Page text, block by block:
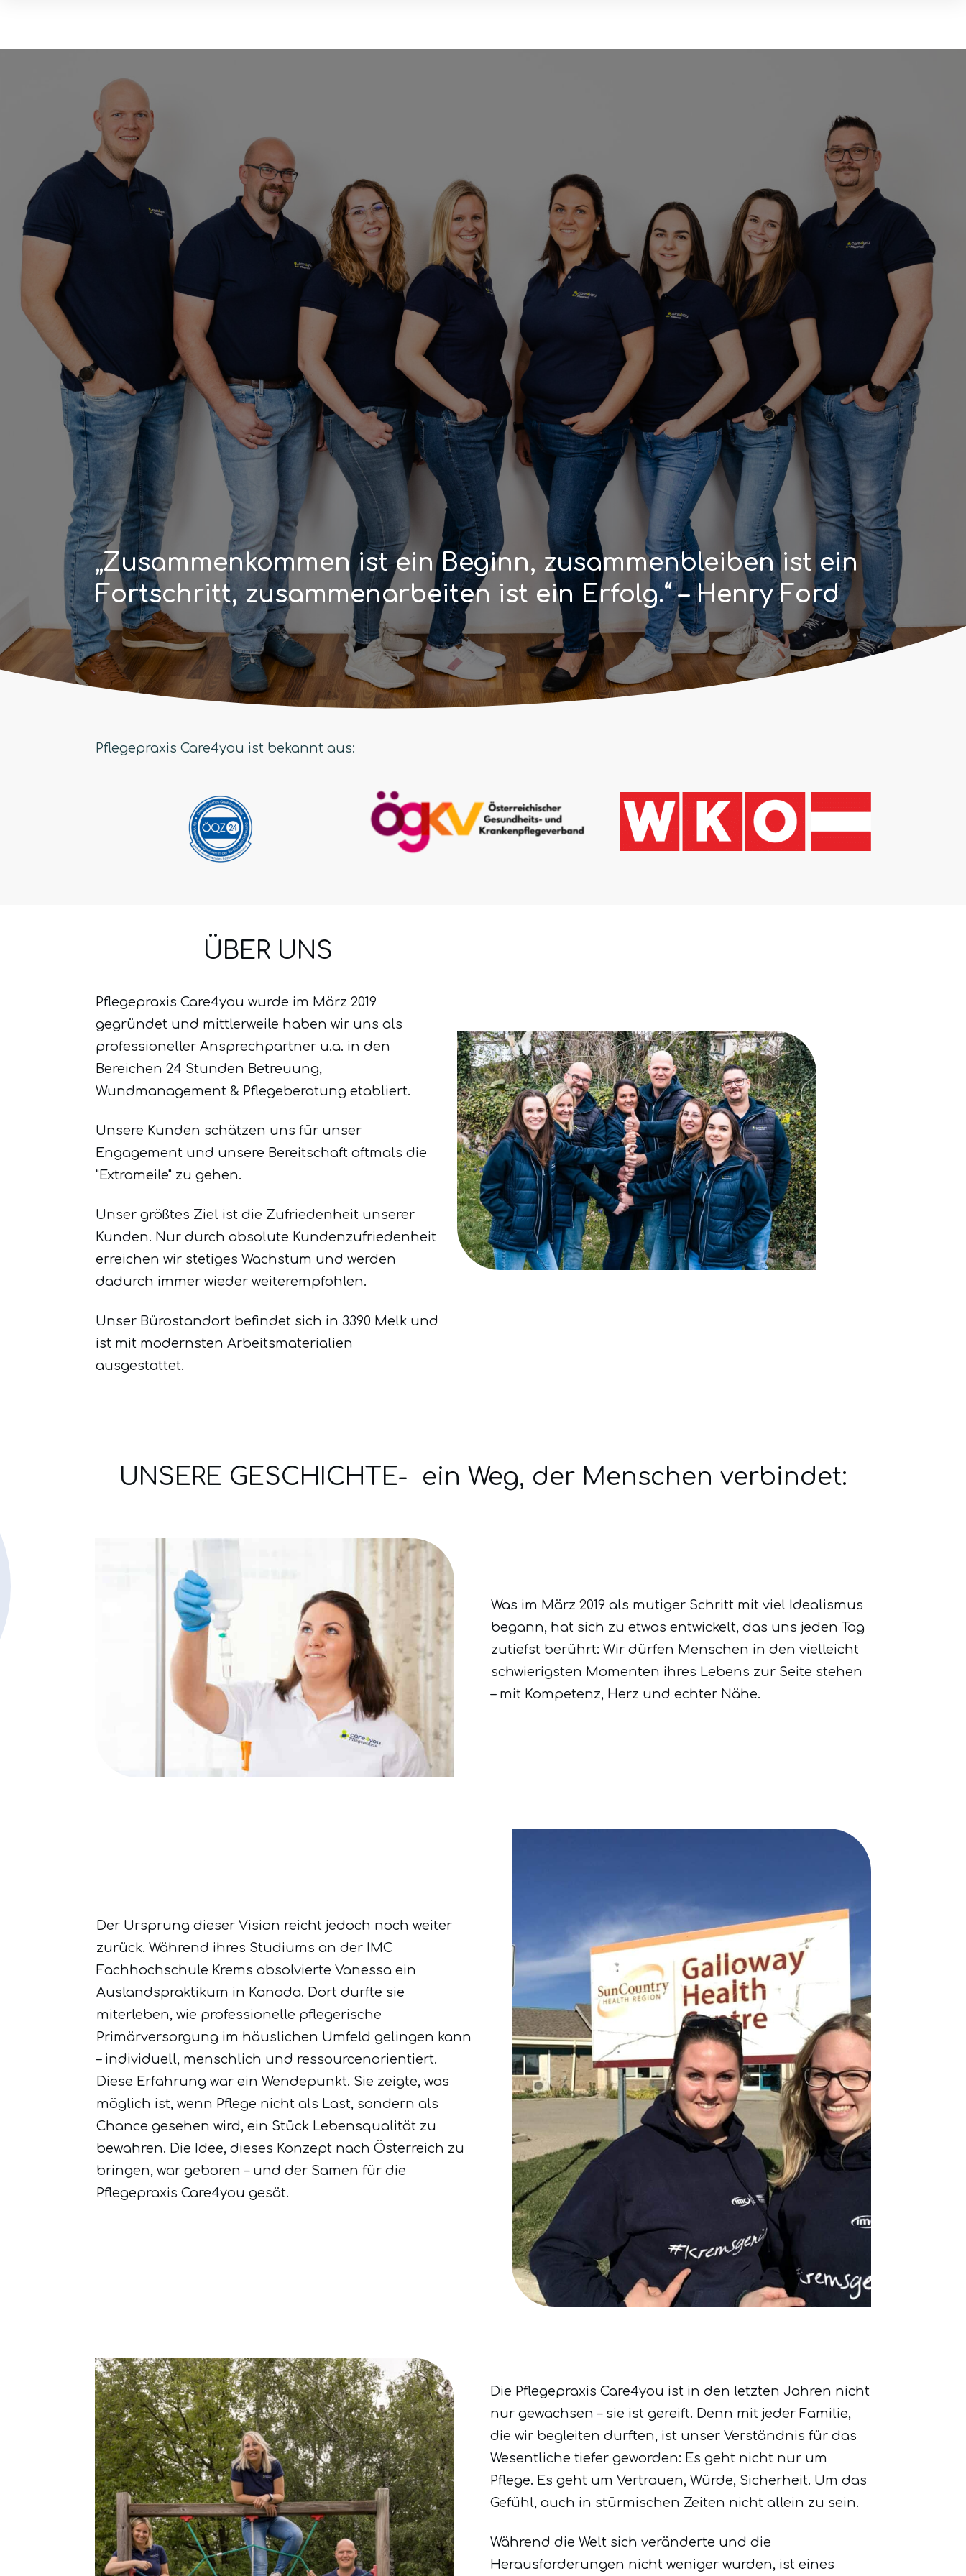
„Zusammenkommen ist ein Beginn, zusammenbleiben ist ein
Fortschritt, zusammenarbeiten ist ein Erfolg.“ – Henry Ford
Pflegepraxis Care4you ist bekannt aus:
ÜBER UNS
Pflegepraxis Care4you wurde im März 2019
gegründet und mittlerweile haben wir uns als
professioneller Ansprechpartner u.a. in den
Bereichen 24 Stunden Betreuung,
Wundmanagement & Pflegeberatung etabliert.
Unsere Kunden schätzen uns für unser
Engagement und unsere Bereitschaft oftmals die
"Extrameile" zu gehen.
Unser größtes Ziel ist die Zufriedenheit unserer
Kunden. Nur durch absolute Kundenzufriedenheit
erreichen wir stetiges Wachstum und werden
dadurch immer wieder weiterempfohlen.
Unser Bürostandort befindet sich in 3390 Melk und
ist mit modernsten Arbeitsmaterialien
ausgestattet.
UNSERE GESCHICHTE- ein Weg, der Menschen verbindet:
Was im März 2019 als mutiger Schritt mit viel Idealismus
begann, hat sich zu etwas entwickelt, das uns jeden Tag
zutiefst berührt: Wir dürfen Menschen in den vielleicht
schwierigsten Momenten ihres Lebens zur Seite stehen
– mit Kompetenz, Herz und echter Nähe.
Der Ursprung dieser Vision reicht jedoch noch weiter
zurück. Während ihres Studiums an der IMC
Fachhochschule Krems absolvierte Vanessa ein
Auslandspraktikum in Kanada. Dort durfte sie
miterleben, wie professionelle pflegerische
Primärversorgung im häuslichen Umfeld gelingen kann
– individuell, menschlich und ressourcenorientiert.
Diese Erfahrung war ein Wendepunkt. Sie zeigte, was
möglich ist, wenn Pflege nicht als Last, sondern als
Chance gesehen wird, ein Stück Lebensqualität zu
bewahren. Die Idee, dieses Konzept nach Österreich zu
bringen, war geboren – und der Samen für die
Pflegepraxis Care4you gesät.
Die Pflegepraxis Care4you ist in den letzten Jahren nicht
nur gewachsen – sie ist gereift. Denn mit jeder Familie,
die wir begleiten durften, ist unser Verständnis für das
Wesentliche tiefer geworden: Es geht nicht nur um
Pflege. Es geht um Vertrauen, Würde, Sicherheit. Um das
Gefühl, auch in stürmischen Zeiten nicht allein zu sein.
Während die Welt sich veränderte und die
Herausforderungen nicht weniger wurden, ist eines